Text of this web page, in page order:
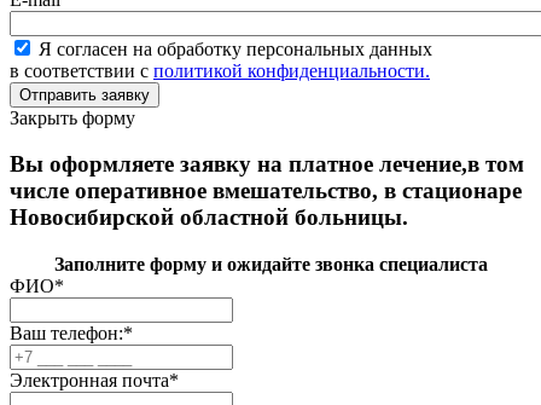
Я согласен на обработку персональных данных
в соответствии с политикой конфиденциальности.
Закрыть форму
Вы оформляете заявку на платное лечение,в том
числе оперативное вмешательство, в стационаре
Новосибирской областной больницы.
Заполните форму и ожидайте звонка специалиста
ФИО*
Ваш телефон:*
Электронная почта*